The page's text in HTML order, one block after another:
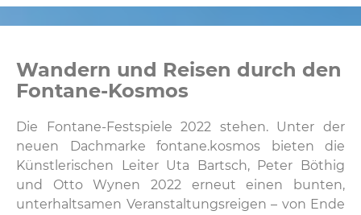
Wandern und Reisen durch den
Fontane-Kosmos
Die Fontane-Festspiele 2022 stehen. Unter der
neuen Dachmarke fontane.kosmos bieten die
Künstlerischen Leiter Uta Bartsch, Peter Böthig
und Otto Wynen 2022 erneut einen bunten,
unterhaltsamen Veranstaltungsreigen – von Ende